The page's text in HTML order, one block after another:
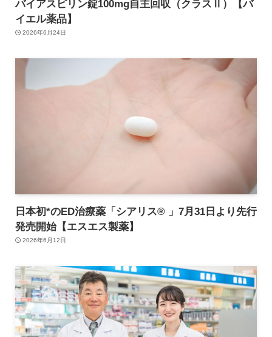
バイアスピリン錠100mg自主回収（クラスⅡ）【バ
イエル薬品】
2026年6月24日
日本初*のED治療薬「シアリス® 」7月31日より先行
発売開始【エスエス製薬】
2026年6月12日